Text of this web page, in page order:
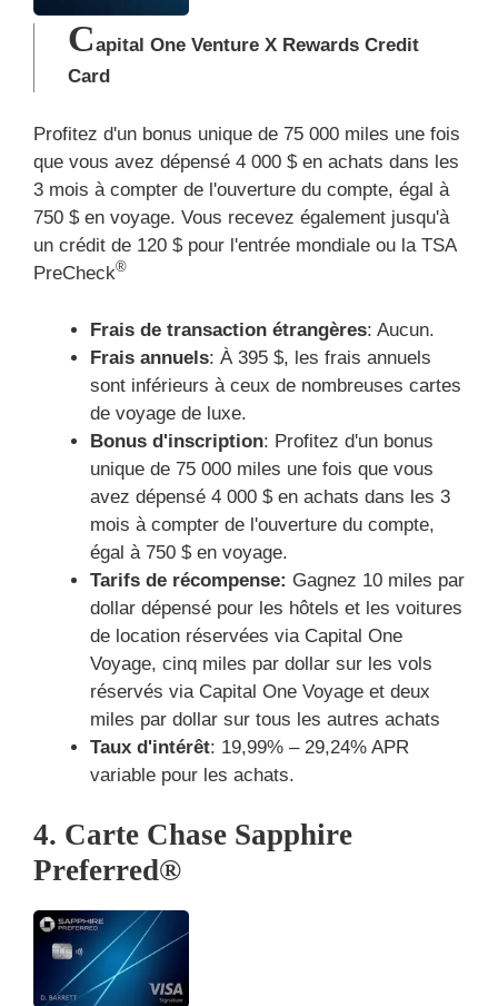
Capital One Venture X Rewards Credit
Card
Profitez d'un bonus unique de 75 000 miles une fois
que vous avez dépensé 4 000 $ en achats dans les
3 mois à compter de l'ouverture du compte, égal à
750 $ en voyage. Vous recevez également jusqu'à
un crédit de 120 $ pour l'entrée mondiale ou la TSA
PreCheck®
Frais de transaction étrangères: Aucun.
Frais annuels: À 395 $, les frais annuels
sont inférieurs à ceux de nombreuses cartes
de voyage de luxe.
Bonus d'inscription: Profitez d'un bonus
unique de 75 000 miles une fois que vous
avez dépensé 4 000 $ en achats dans les 3
mois à compter de l'ouverture du compte,
égal à 750 $ en voyage.
Tarifs de récompense: Gagnez 10 miles par
dollar dépensé pour les hôtels et les voitures
de location réservées via Capital One
Voyage, cinq miles par dollar sur les vols
réservés via Capital One Voyage et deux
miles par dollar sur tous les autres achats
Taux d'intérêt: 19,99% – 29,24% APR
variable pour les achats.
4. Carte Chase Sapphire
Preferred®